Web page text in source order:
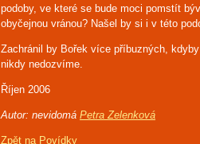
podoby, ve které se bude moci pomstít
obyčejnou vránou? Našel by si i v této
Zachránil by Bořek více příbuzných,
nikdy nedozvíme.
Říjen 2006
Autor: nevidomá Petra Zelenková
Zpět na Povídky